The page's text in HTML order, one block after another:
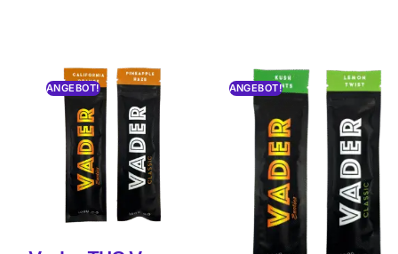
ANGEBOT! ANGEBOT!